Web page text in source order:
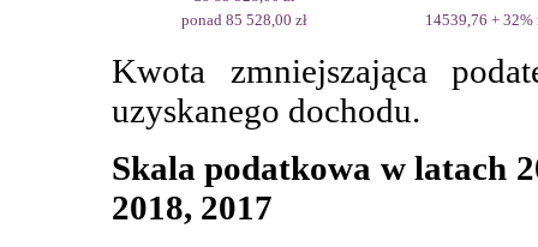
ponad 85 528,00 zł
14539,76 +
Kwota zmniejszająca
uzyskanego dochodu.
Skala podatkowa w latach
2018, 2017